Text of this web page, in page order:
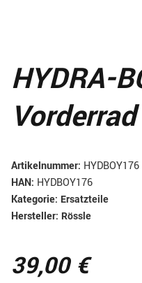
HYDRA-
Vorderrad
Artikelnummer: HYDBOY176
HAN: HYDBOY176
Kategorie: Ersatzteile
Hersteller: Rössle
39,00 €